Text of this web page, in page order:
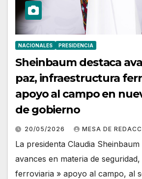
NACIONALES PRESIDENCIA
Sheinbaum destaca
paz, infraestructura
apoyo al campo en
de gobierno
20/05/2026 MESA DE
La presidenta Claudia
avances en materia de
ferroviaria » apoyo al campo, al